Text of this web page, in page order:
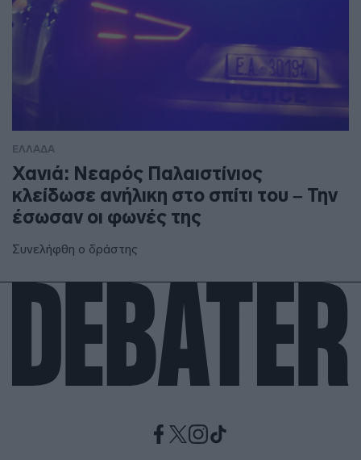
ΕΛΛΑΔΑ
Χανιά: Νεαρός Παλαιστίνιος
κλείδωσε ανήλικη στο σπίτι του – Την
έσωσαν οι φωνές της
Συνελήφθη ο δράστης